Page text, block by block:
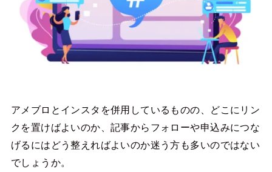
アメブロとインスタを併用しているものの、どこにリン
クを置けばよいのか、記事からフォローや申込みにつな
げるにはどう整えればよいのか迷う方も多いのではない
でしょうか。